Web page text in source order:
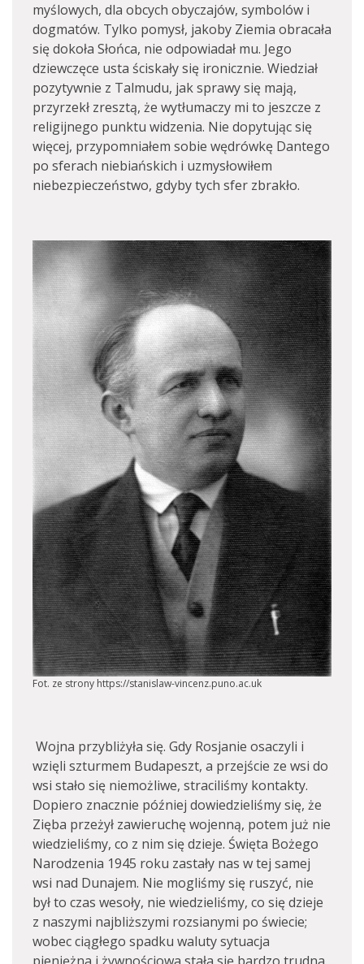
myślowych, dla obcych obyczajów, symbolów i
dogmatów. Tylko pomysł, jakoby Ziemia obracała
się dokoła Słońca, nie odpowiadał mu. Jego
dziewczęce usta ściskały się ironicznie. Wiedział
pozytywnie z Talmudu, jak sprawy się mają,
przyrzekł zresztą, że wytłumaczy mi to jeszcze z
religijnego punktu widzenia. Nie dopytując się
więcej, przypomniałem sobie wędrówkę Dantego
po sferach niebiańskich i uzmysłowiłem
niebezpieczeństwo, gdyby tych sfer zbrakło.
Fot. ze strony https://stanislaw-vincenz.puno.ac.uk
Wojna przybliżyła się. Gdy Rosjanie osaczyli i
wzięli szturmem Budapeszt, a przejście ze wsi do
wsi stało się niemożliwe, straciliśmy kontakty.
Dopiero znacznie później dowiedzieliśmy się, że
Zięba przeżył zawieruchę wojenną, potem już nie
wiedzieliśmy, co z nim się dzieje. Święta Bożego
Narodzenia 1945 roku zastały nas w tej samej
wsi nad Dunajem. Nie mogliśmy się ruszyć, nie
był to czas wesoły, nie wiedzieliśmy, co się dzieje
z naszymi najbliższymi rozsianymi po świecie;
wobec ciągłego spadku waluty sytuacja